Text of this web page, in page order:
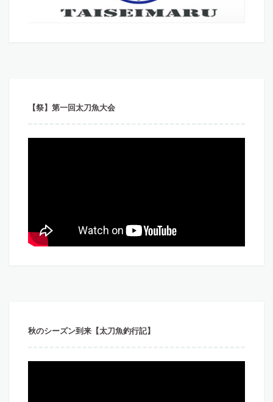
【祭】第一回太刀魚大会
秋のシーズン到来【太刀魚釣行記】